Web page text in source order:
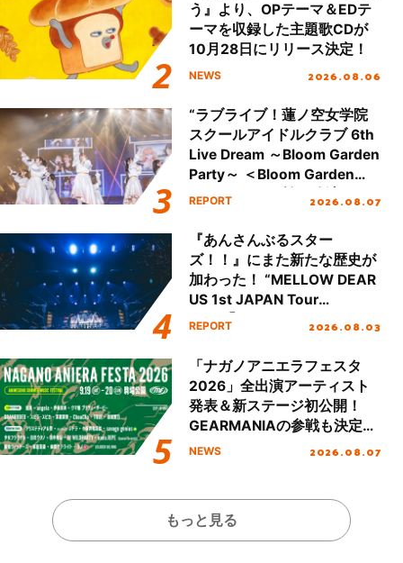
う』より、OPテーマ＆EDテ
ーマを収録した主題歌CDが
10月28日にリリース決定！
NEWS 2026.08.06
“ラブライブ！蓮ノ空女学院
スクールアイドルクラブ 6th
Live Dream ～Bloom Garden
Party～ ＜Bloom Garden
Party Stage／埼玉公演＞”
REPORT 2026.08.07
『あんさんぶるスター
ズ！！』にまた新たな歴史が
加わった！ “MELLOW DEAR
US 1st JAPAN Tour
Final「NICE to meet YOU
ート!!
REPORT 2026.08.03
「ナガノアニエラフェスタ
2026」全出演アーティスト
発表＆新ステージ初公開！
GEARMANIAの参戦も決定
し、初となる第3ステージの
NEWS 2026.08.07
もっと見る